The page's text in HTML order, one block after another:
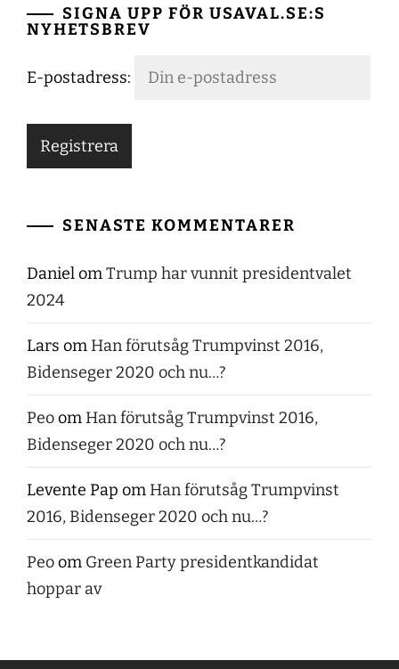
SIGNA UPP FÖR USAVAL.SE:S
NYHETSBREV
E-postadress:
SENASTE KOMMENTARER
DanielomTrump har vunnit presidentvalet
2024
Lars om Han förutsåg Trumpvinst 2016,
Bidenseger 2020 och nu…?
Peoom Han förutsåg Trumpvinst 2016,
Bidenseger 2020 och nu…?
Levente Pap om Han förutsåg Trumpvinst
2016, Bidenseger 2020 och nu…?
Peoom Green Party presidentkandidat
hoppar av